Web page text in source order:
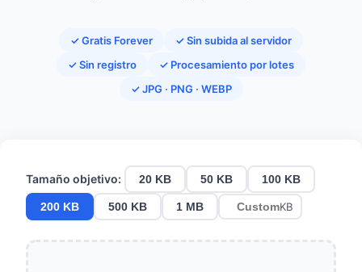
✓ Gratis Forever
✓ Sin subida al servidor
✓ Sin registro
✓ Procesamiento por lotes
✓ JPG · PNG · WEBP
Tamaño objetivo: 20 KB 50 KB 100 KB
200 KB 500 KB 1 MB KB